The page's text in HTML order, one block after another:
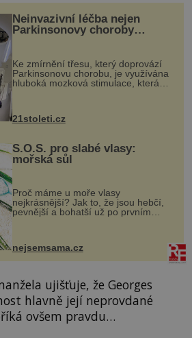
Neinvazivní léčba nejen
Parkinsonovy choroby
Ke zmírnění třesu, který doprovází
Parkinsonovu chorobu, je využívána
hluboká mozková stimulace, která
však vyžaduje vysoce invazivní
k dostatečně přesnému zacílení ...
21stoleti.cz
S.O.S. pro slabé vlasy:
mořská sůl
Proč máme u moře vlasy
nejkrásnější? Jak to, že jsou hebčí,
pevnější a bohatší už po prvním
vlasy. ...
nejsemsama.cz
ujišťuje, že Georges
hlavně její neprovdané
ovšem pravdu…